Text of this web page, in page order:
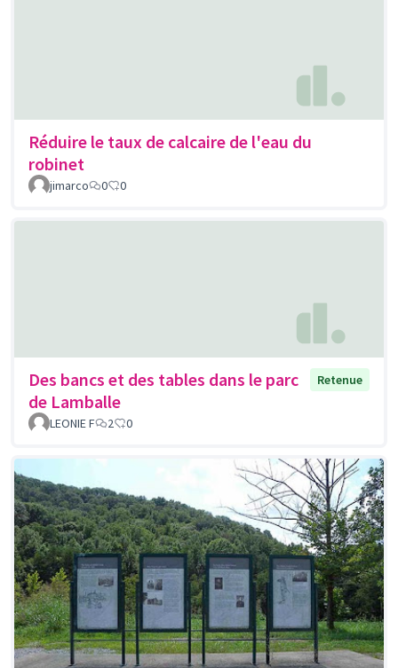
Réduire le taux de calcaire de l'eau du
robinet
jimarco 0 0
Des bancs et des tables dans le parc
de Lamballe
Retenue
LEONIE F 2 0